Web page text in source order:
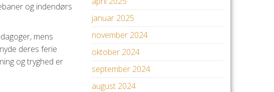
og indendørs
mens
deres ferie
og tryghed er
januar 2025
november 2024
oktober 2024
september 2024
august 2024